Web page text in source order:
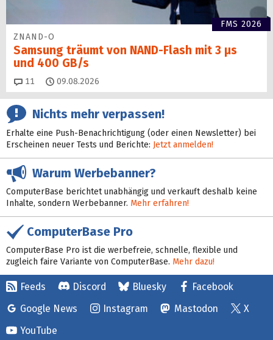
FMS 2026
ZNAND-O
Samsung träumt von NAND-Flash mit 3 µs
und 400 GB/s
11 Kommentare
09.08.2026
Nichts mehr verpassen!
Erhalte eine Push-Benachrichtigung (oder einen Newsletter) bei
Erscheinen neuer Tests und Berichte: Jetzt anmelden!
Warum Werbebanner?
ComputerBase berichtet unabhängig und verkauft deshalb keine
Inhalte, sondern Werbebanner. Mehr erfahren!
ComputerBase Pro
ComputerBase Pro ist die werbefreie, schnelle, flexible und
zugleich faire Variante von ComputerBase. Mehr dazu!
Feeds Discord Bluesky
Facebook
Google News
Instagram Mastodon
X
YouTube